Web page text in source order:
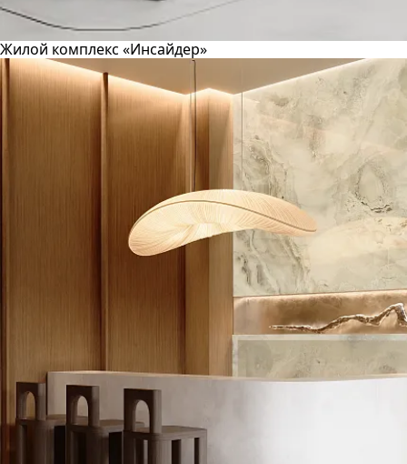
Жилой комплекс «Инсайдер»